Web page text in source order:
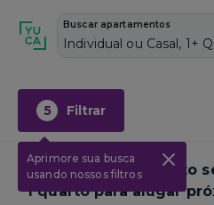
Buscar apartamentos
5 Filtrar
Aprimore sua busca
usando nossos filtros
Nenhum apartamento
1 quarto para alugar